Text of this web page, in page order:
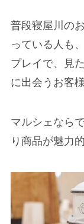
普段寝屋川の
っている人も
プレイで、見
に出会うお客
マルシェなら
り商品が魅力